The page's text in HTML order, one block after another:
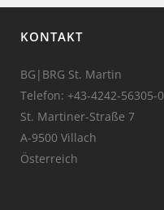
KONTAKT
BG|BRG St. Martin
Telefon: +43-4242-56305-0
St. Martiner-Straße 7
A-9500 Villach
Österreich